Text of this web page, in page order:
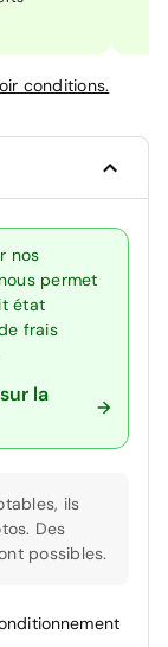
conditions.
nos
permet
état
frais
la
ils
Des
possibles.